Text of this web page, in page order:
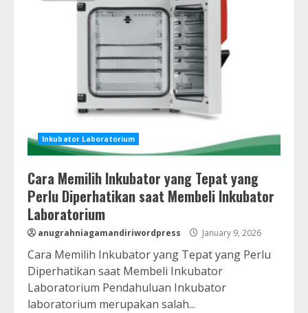
Inkubator Laboratorium
Cara Memilih Inkubator yang Tepat yang
Perlu Diperhatikan saat Membeli Inkubator
Laboratorium
anugrahniagamandiriwordpress January 9, 2026
Cara Memilih Inkubator yang Tepat yang Perlu
Diperhatikan saat Membeli Inkubator
Laboratorium Pendahuluan Inkubator
laboratorium merupakan salah...